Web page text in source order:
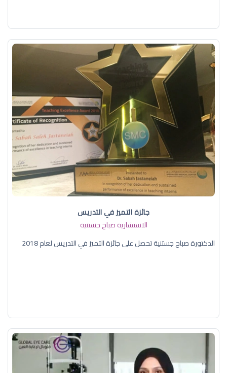
جائزة التميز في التدريس
الاستشارية صباح جستنية
الدكتورة صباح جستنية تحصل على جائزة التميز في التدريس لعام 2018